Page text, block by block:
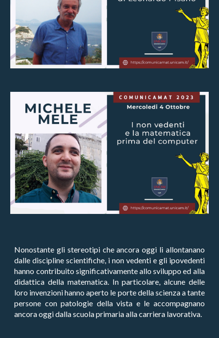
Nonostante gli stereotipi che ancora oggi li allontanano
dalle discipline scientifiche, i non vedenti e gli ipovedenti
hanno contribuito significativamente allo sviluppo ed alla
didattica della matematica. In particolare, alcune delle
loro invenzioni hanno aperto le porte della scienza a tante
persone con patologie della vista e le accompagnano
ancora oggi dalla scuola primaria alla carriera lavorativa.